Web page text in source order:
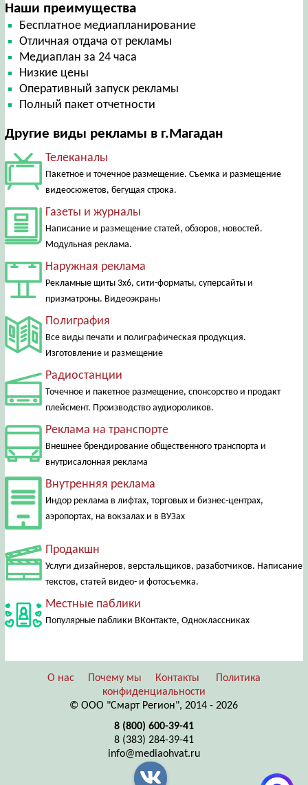
Наши преимущества
Бесплатное медиапланирование
Отличная отдача от рекламы
Медиаплан за 24 часа
Низкие цены
Оперативный запуск рекламы
Полный пакет отчетности
Другие виды рекламы в г.Магадан
Телеканалы
Пакетное и точечное размещение. Съемка и размещение
видеосюжетов, бегущая строка.
Газеты и журналы
Написание и размещение статей, обзоров, новостей.
Модульная реклама.
Наружная реклама
Рекламные щиты 3х6, сити-форматы, суперсайты и
призматроны. Видеоэкраны
Полиграфия
Все виды печати и полиграфическая продукция.
Изготовление и размещение
Радиостанции
Точечное и пакетное размещение, спонсорство и продакт
плейсмент. Производство аудиороликов.
Реклама на транспорте
Внешнее брендирование общественного транспорта и
внутрисалонная реклама
Внутренняя реклама
Индор реклама в лифтах, торговых и бизнес-центрах,
аэропортах, на вокзалах и в ВУЗах
Продакшн
Услуги дизайнеров, верстальщиков, разаботчиков. Написание
текстов, статей видео- и фотосъемка.
Местные паблики
Популярные паблики ВКонтакте, Одноклассниках
О нас Почему мы Контакты
Политика
конфиденциальности
© ООО "Смарт Регион", 2014 - 2026
8 (800) 600-39-41
8 (383) 284-39-41
info@mediaohvat.ru